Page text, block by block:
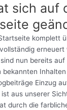
sich auf
komplett
erneuert
nun bereits auf
Einzug
aus unserer
durch die